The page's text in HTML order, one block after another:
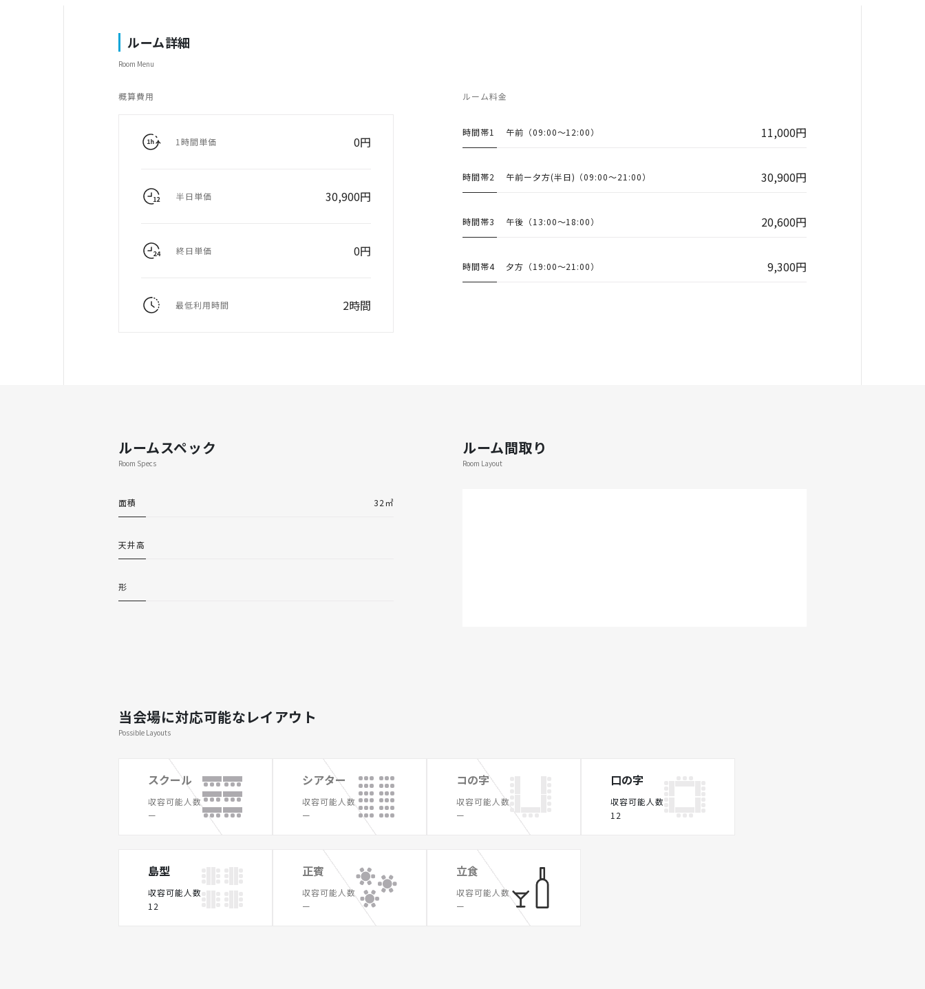
ルーム詳細
Room Menu
概算費用
1時間単価 0円
半日単価 30,900円
終日単価 0円
最低利用時間 2時間
ルーム料金
時間帯1 午前 （09:00〜12:00） 11,000円
時間帯2 午前ー夕方(半日) （09:00〜21:00） 30,900円
時間帯3 午後 （13:00〜18:00） 20,600円
時間帯4 夕方 （19:00〜21:00） 9,300円
ルームスペック
Room Specs
面積 32㎡
天井高
形
ルーム間取り
Room Layout
当会場に対応可能なレイアウト
Possible Layouts
スクール
収容可能人数
ー
シアター
収容可能人数
ー
コの字
収容可能人数
ー
口の字
収容可能人数
12
島型
収容可能人数
12
正賓
収容可能人数
ー
立食
収容可能人数
ー